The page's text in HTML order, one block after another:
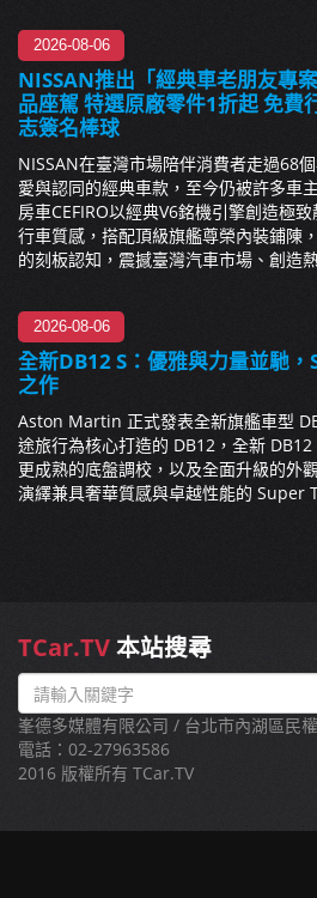
2026-08-06
NISSAN推出「經典車老朋友專
品座駕 特選原廠零件1折起 免費
志簽名棒球
NISSAN在臺灣市場陪伴消費者走過68
愛與認同的經典車款，至今仍被許多車
房車CEFIRO以經典V6銘機引擎創造極
行車質感，搭配頂級旗艦尊榮內裝鋪陳
的刻板認知，震撼臺灣汽車市場、創造
2026-08-06
全新DB12 S：優雅與力量並馳
之作
Aston Martin 正式發表全新旗艦車型
途旅行為核心打造的 DB12，全新 DB12
更成熟的底盤調校，以及全面升級的外
演繹兼具奢華質感與卓越性能的 Super
TCar.TV本站搜尋
峯德多媒體有限公司 / 台北市內湖區民
電話：02-27963586
2016 版權所有 TCar.TV